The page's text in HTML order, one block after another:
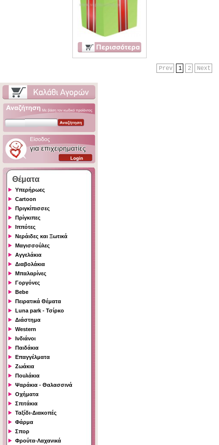
Next
2
1
Prev
Θέματα
Υπερήρωες
Cartoon
Πριγκίπισσες
Πρίγκιπες
Ιππότες
Νεράιδες και Ξωτικά
Μαγισσούλες
Αγγελάκια
Διαβολάκια
Μπαλαρίνες
Γοργόνες
Bebe
Πειρατικά Θέματα
Luna park - Τσίρκο
Διάστημα
Western
Ινδιάνοι
Παιδάκια
Επαγγέλματα
Ζωάκια
Πουλάκια
Ψαράκια - Θαλασσινά
Οχήματα
Σπιτάκια
Ταξίδι-Διακοπές
Φάρμα
Σπορ
Φρούτα-Λαχανικά